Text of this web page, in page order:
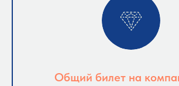
Общий билет на